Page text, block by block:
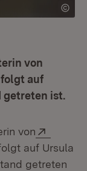
von
folgt auf
getreten ist.
von
in neuem
folgt auf Ursula
getreten